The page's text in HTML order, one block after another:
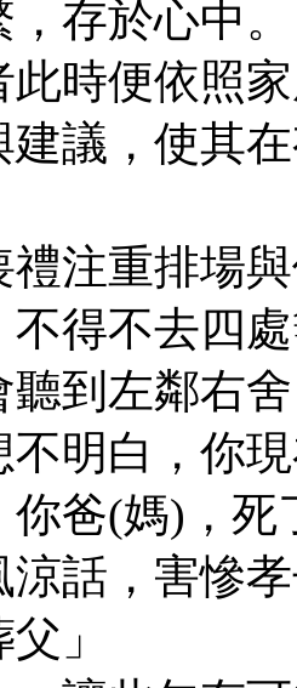
存於心中。
此時便依照
建議，使其
禮注重排場
不得不去四
聽到左鄰右
不明白，你
你爸(媽)，死
涼話，害慘
」